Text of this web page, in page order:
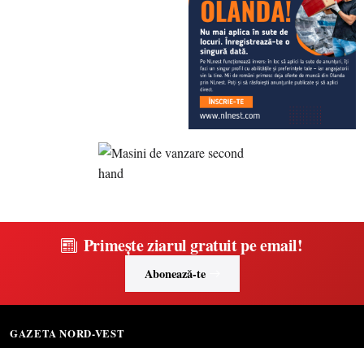
Primește ziarul gratuit pe email!
Abonează-te
GAZETA NORD-VEST